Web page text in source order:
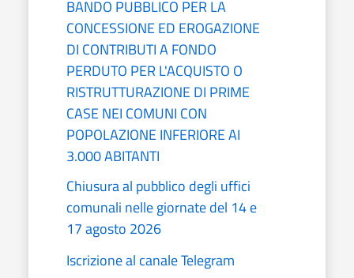
BANDO PUBBLICO PER LA
CONCESSIONE ED EROGAZIONE
DI CONTRIBUTI A FONDO
PERDUTO PER L'ACQUISTO O
RISTRUTTURAZIONE DI PRIME
CASE NEI COMUNI CON
POPOLAZIONE INFERIORE AI
3.000 ABITANTI
Chiusura al pubblico degli uffici
comunali nelle giornate del 14 e
17 agosto 2026
Iscrizione al canale Telegram